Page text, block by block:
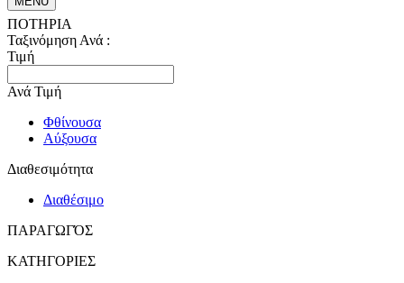
ΠΟΤΗΡΙΑ
Ταξινόμηση Ανά :
Τιμή
Ανά Τιμή
Φθίνουσα
Αύξουσα
Διαθεσιμότητα
Διαθέσιμο
ΠΑΡΑΓΩΓΌΣ
ΚΑΤΗΓΟΡΙΕΣ